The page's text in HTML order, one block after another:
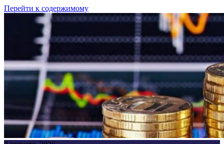
Перейти к содержимому